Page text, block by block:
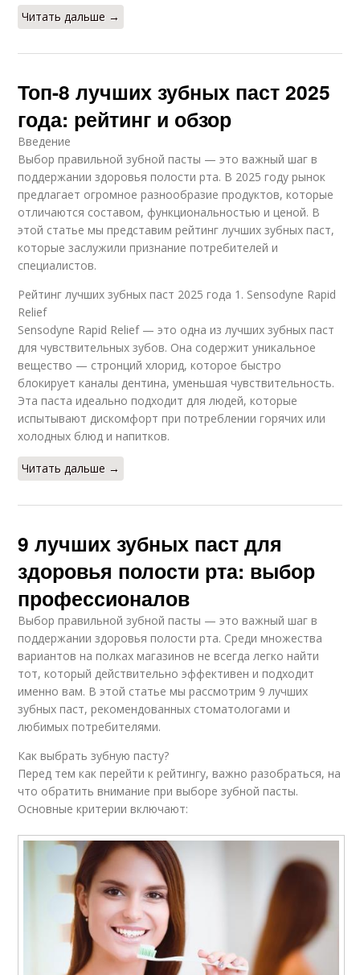
Читать дальше →
Топ-8 лучших зубных паст 2025
года: рейтинг и обзор
Введение
Выбор правильной зубной пасты — это важный шаг в
поддержании здоровья полости рта. В 2025 году рынок
предлагает огромное разнообразие продуктов, которые
отличаются составом, функциональностью и ценой. В
этой статье мы представим рейтинг лучших зубных паст,
которые заслужили признание потребителей и
специалистов.
Рейтинг лучших зубных паст 2025 года 1. Sensodyne Rapid
Relief
Sensodyne Rapid Relief — это одна из лучших зубных паст
для чувствительных зубов. Она содержит уникальное
вещество — стронций хлорид, которое быстро
блокирует каналы дентина, уменьшая чувствительность.
Эта паста идеально подходит для людей, которые
испытывают дискомфорт при потреблении горячих или
холодных блюд и напитков.
Читать дальше →
9 лучших зубных паст для
здоровья полости рта: выбор
профессионалов
Выбор правильной зубной пасты — это важный шаг в
поддержании здоровья полости рта. Среди множества
вариантов на полках магазинов не всегда легко найти
тот, который действительно эффективен и подходит
именно вам. В этой статье мы рассмотрим 9 лучших
зубных паст, рекомендованных стоматологами и
любимых потребителями.
Как выбрать зубную пасту?
Перед тем как перейти к рейтингу, важно разобраться, на
что обратить внимание при выборе зубной пасты.
Основные критерии включают: